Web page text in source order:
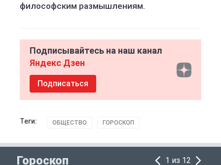
философским размышлениям.
Подписывайтесь на наш канал
Яндекс Дзен
Подписаться
Теги: ОБЩЕСТВО ГОРОСКОП
Гороскоп 1 из 12